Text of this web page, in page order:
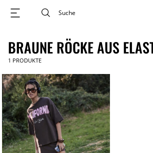
BRAUNE RÖCKE AUS
1 PRODUKTE